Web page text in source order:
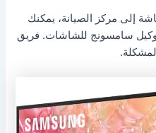
إلى مركز الصيانة، يمكنك
سامسونج للشاشات. فريق